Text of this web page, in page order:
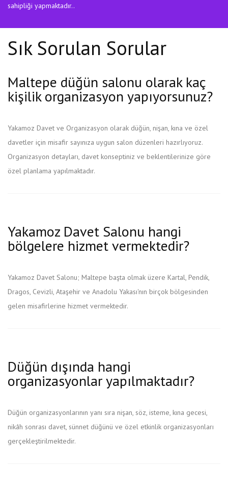
sahipliği yapmaktadır..
Sık Sorulan Sorular
Maltepe düğün salonu olarak kaç
kişilik organizasyon yapıyorsunuz?
Yakamoz Davet ve Organizasyon olarak düğün, nişan, kına ve özel
davetler için misafir sayınıza uygun salon düzenleri hazırlıyoruz.
Organizasyon detayları, davet konseptiniz ve beklentilerinize göre
özel planlama yapılmaktadır.
Yakamoz Davet Salonu hangi
bölgelere hizmet vermektedir?
Yakamoz Davet Salonu; Maltepe başta olmak üzere Kartal, Pendik,
Dragos, Cevizli, Ataşehir ve Anadolu Yakası'nın birçok bölgesinden
gelen misafirlerine hizmet vermektedir.
Düğün dışında hangi
organizasyonlar yapılmaktadır?
Düğün organizasyonlarının yanı sıra nişan, söz, isteme, kına gecesi,
nikâh sonrası davet, sünnet düğünü ve özel etkinlik organizasyonları
gerçekleştirilmektedir.